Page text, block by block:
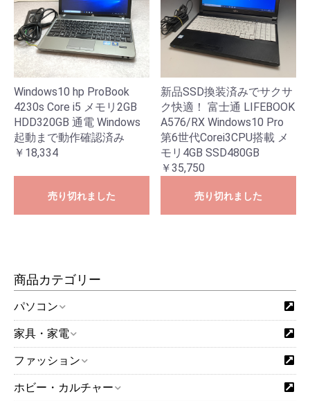
商品カテゴリー
パソコン
家具・家電
ファッション
ホビー・カルチャー
Windows10 hp ProBook
4230s Core i5 メモリ2GB
HDD320GB 通電 Windows
起動まで動作確認済み
￥18,334
売り切れました
新品SSD換装済みでサクサ
ク快適！ 富士通 LIFEBOOK
A576/RX Windows10 Pro
第6世代Corei3CPU搭載 メ
モリ4GB SSD480GB
￥35,750
売り切れました